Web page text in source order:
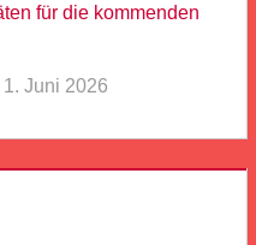
für die kommenden
1. Juni 2026